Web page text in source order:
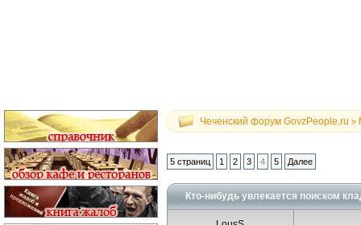
Чеченский форум GovzPeople.ru »
5 страниц 1 2 3 4 5 Далее
Кто-нибудь увлекается поиском